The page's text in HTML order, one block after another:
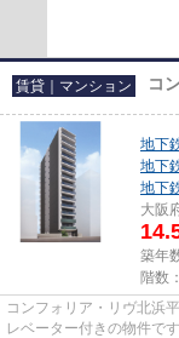
賃貸｜マンション コ
地下
地下
地下
大阪
築年
階数
コンフォリア・リヴ北浜
レベーター付きの物件で